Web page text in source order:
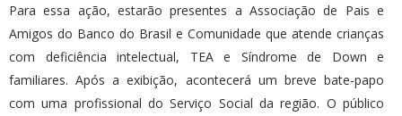
Para essa ação, estarão presentes a Associação de Pais e
Amigos do Banco do Brasil e Comunidade que atende crianças
com deficiência intelectual, TEA e Síndrome de Down e
familiares. Após a exibição, acontecerá um breve bate-papo
com uma profissional do Serviço Social da região. O público